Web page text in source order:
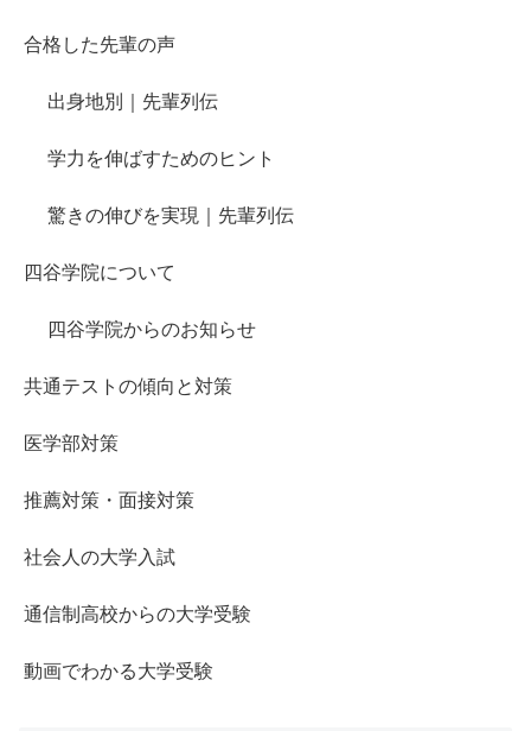
合格した先輩の声
出身地別｜先輩列伝
学力を伸ばすためのヒント
驚きの伸びを実現｜先輩列伝
四谷学院について
四谷学院からのお知らせ
共通テストの傾向と対策
医学部対策
推薦対策・面接対策
社会人の大学入試
通信制高校からの大学受験
動画でわかる大学受験